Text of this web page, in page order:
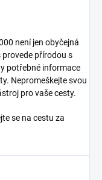
není jen obyčejná
přírodou s
potřebné informace
Nepromeškejte svou
pro vaše cesty.
se na cestu za